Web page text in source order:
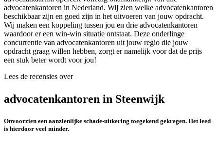
advocatenkantoren in Nederland. Wij zien welke advocatenkantoren
beschikbaar zijn en goed zijn in het uitvoeren van jouw opdracht.
Wij maken een koppeling tussen jou en drie advocatenkantoren
waardoor er een win-win situatie ontstaat. Deze onderlinge
concurrentie van advocatenkantoren uit jouw regio die jouw
opdracht graag willen hebben, zorgt er namelijk voor dat de prijs
een stuk beter wordt voor jou!
Lees de recensies over
advocatenkantoren in Steenwijk
Onvoorzien een aanzienlijke schade-uitkering toegekend gekregen. Het leed
is hierdoor veel minder.